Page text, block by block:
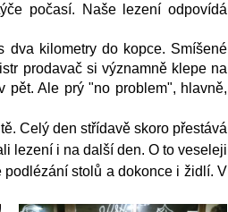
počasí. Naše lezení odpovídá
kilometry do kopce. Smíšené
prodavač si významně klepe na
pět. Ale prý "no problem", hlavně,
Celý den střídavě skoro přestává
lezení i na další den. O to veseleji
stolů a dokonce i židlí. V